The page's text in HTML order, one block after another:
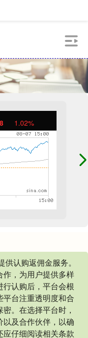
1.02%
认购返佣金服务。
，为用户提供多样
认购后，平台会根
台注重透明度和合
。在选择平台时，
及合作伙伴，以确
仔细阅读相关条款